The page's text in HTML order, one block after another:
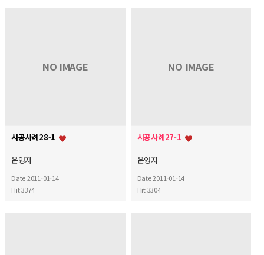
NO IMAGE
시공사례28-1
운영자
Date 2011-01-14
Hit 3374
NO IMAGE
시공사례27-1
운영자
Date 2011-01-14
Hit 3304